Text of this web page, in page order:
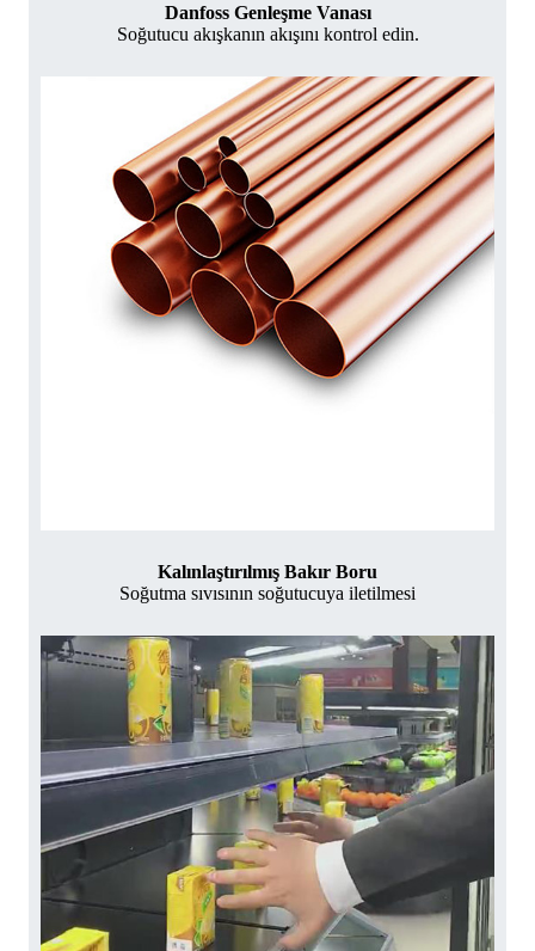
Danfoss Genleşme Vanası
Soğutucu akışkanın akışını kontrol edin.
Kalınlaştırılmış Bakır Boru
Soğutma sıvısının soğutucuya iletilmesi